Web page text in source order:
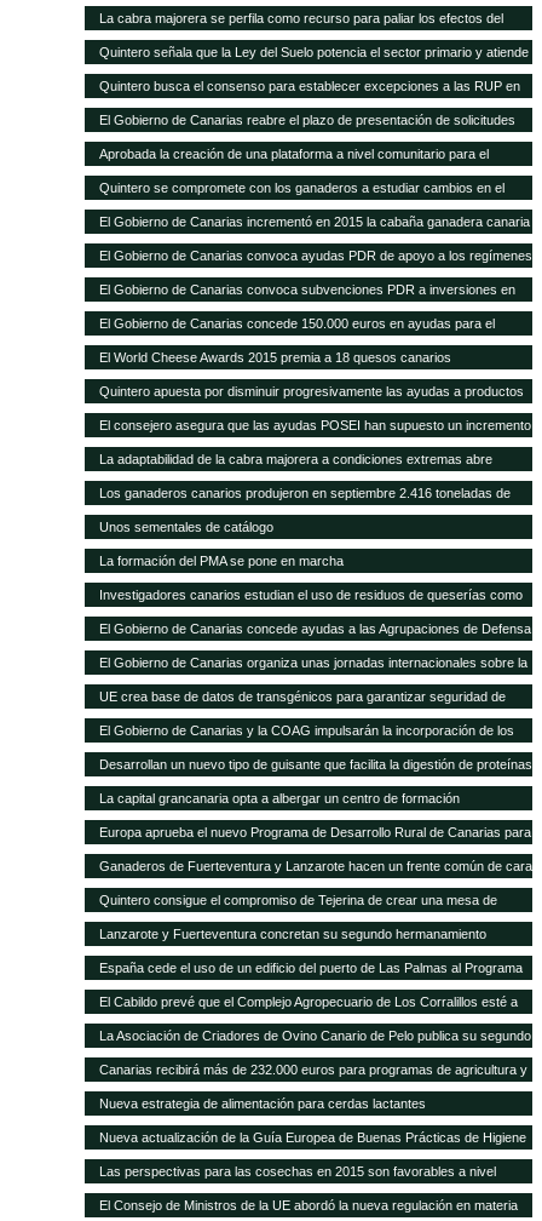
una pionera aplicación gratuita del Cabildo
La cabra majorera se perfila como recurso para paliar los efectos del
cambio climático
Quintero señala que la Ley del Suelo potencia el sector primario y atiende
sus demandas
Quintero busca el consenso para establecer excepciones a las RUP en
los tratados internacionales
El Gobierno de Canarias reabre el plazo de presentación de solicitudes
para acogerse a las subvenciones a inversiones del PDR
Aprobada la creación de una plataforma a nivel comunitario para el
fomento del bienestar animal
Quintero se compromete con los ganaderos a estudiar cambios en el
POSEI
El Gobierno de Canarias incrementó en 2015 la cabaña ganadera canaria
con 1.297 novillas de otras ganaderías, a través de ayudas POSEI
El Gobierno de Canarias convoca ayudas PDR de apoyo a los regímenes
de calidad por valor de 353.000 euros
El Gobierno de Canarias convoca subvenciones PDR a inversiones en
explotaciones agrarias por 11 millones de euros
El Gobierno de Canarias concede 150.000 euros en ayudas para el
fomento de razas ganaderas autóctonas
El World Cheese Awards 2015 premia a 18 quesos canarios
Quintero apuesta por disminuir progresivamente las ayudas a productos
importados en favor de las producciones locales
El consejero asegura que las ayudas POSEI han supuesto un incremento
del empleo y del asociacionismo
La adaptabilidad de la cabra majorera a condiciones extremas abre
nuevas vías de intercambio para el caprino canario
Los ganaderos canarios produjeron en septiembre 2.416 toneladas de
leche
Unos sementales de catálogo
La formación del PMA se pone en marcha
Investigadores canarios estudian el uso de residuos de queserías como
alimento para el caprino
El Gobierno de Canarias concede ayudas a las Agrupaciones de Defensa
Sanitaria Ganadera por valor de 300.000 euros
El Gobierno de Canarias organiza unas jornadas internacionales sobre la
ganadería como herramienta para el desarrollo en zonas áridas
UE crea base de datos de transgénicos para garantizar seguridad de
piensos
El Gobierno de Canarias y la COAG impulsarán la incorporación de los
jóvenes en el sector primario
Desarrollan un nuevo tipo de guisante que facilita la digestión de proteínas
La capital grancanaria opta a albergar un centro de formación
internacional del Programa Mundial de Alimentos
Europa aprueba el nuevo Programa de Desarrollo Rural de Canarias para
2014-2020
Ganaderos de Fuerteventura y Lanzarote hacen un frente común de cara
a la modificación del POSEI-2016
Quintero consigue el compromiso de Tejerina de crear una mesa de
trabajo para analizar la ficha adicional del POSEI
Lanzarote y Fuerteventura concretan su segundo hermanamiento
ganadero
España cede el uso de un edificio del puerto de Las Palmas al Programa
Mundial de Alimentos
El Cabildo prevé que el Complejo Agropecuario de Los Corralillos esté a
pleno rendimiento en un año
La Asociación de Criadores de Ovino Canario de Pelo publica su segundo
Catálogo de Sementales
Canarias recibirá más de 232.000 euros para programas de agricultura y
ganadería
Nueva estrategia de alimentación para cerdas lactantes
Nueva actualización de la Guía Europea de Buenas Prácticas de Higiene
para cereales y oleaginosas
Las perspectivas para las cosechas en 2015 son favorables a nivel
mundial, pero persisten puntos críticos de inseguridad alimentaria
El Consejo de Ministros de la UE abordó la nueva regulación en materia